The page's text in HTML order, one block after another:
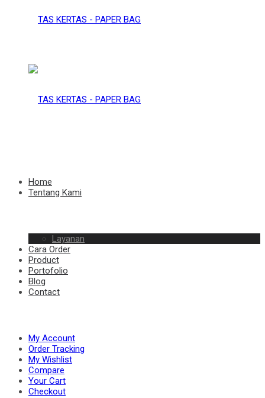
–
BAG
KERTAS
PAPER
Home
Tentang Kami
Layanan
Cara Order
Product
Portofolio
Blog
Contact
My Account
Order Tracking
My Wishlist
Compare
Your Cart
Checkout